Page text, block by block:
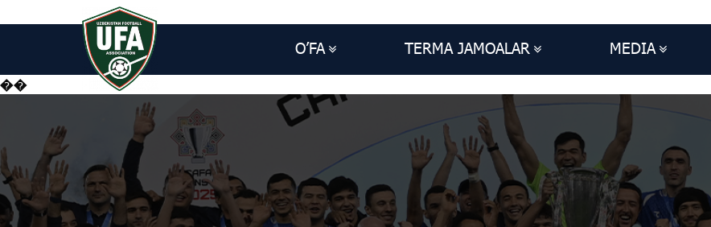
O’FA TERMA JAMOALAR MEDIA
��